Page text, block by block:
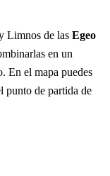
Limnos de las Egeo
en un
En el mapa puedes
punto de partida de